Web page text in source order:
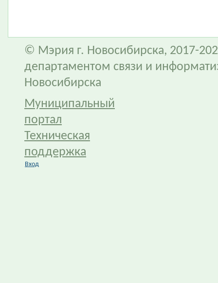
© Мэрия г. Новосибирска, 2017-
департаментом связи и
Новосибирска
Муниципальный
портал
Техническая
поддержка
Вход